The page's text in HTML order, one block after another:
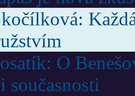
O
současnosti